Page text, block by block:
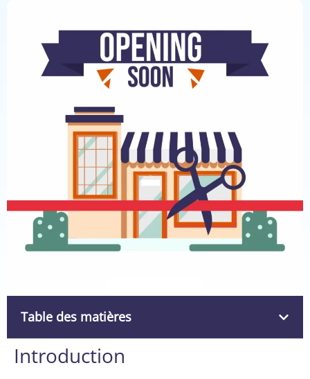
Table des matières
Introduction